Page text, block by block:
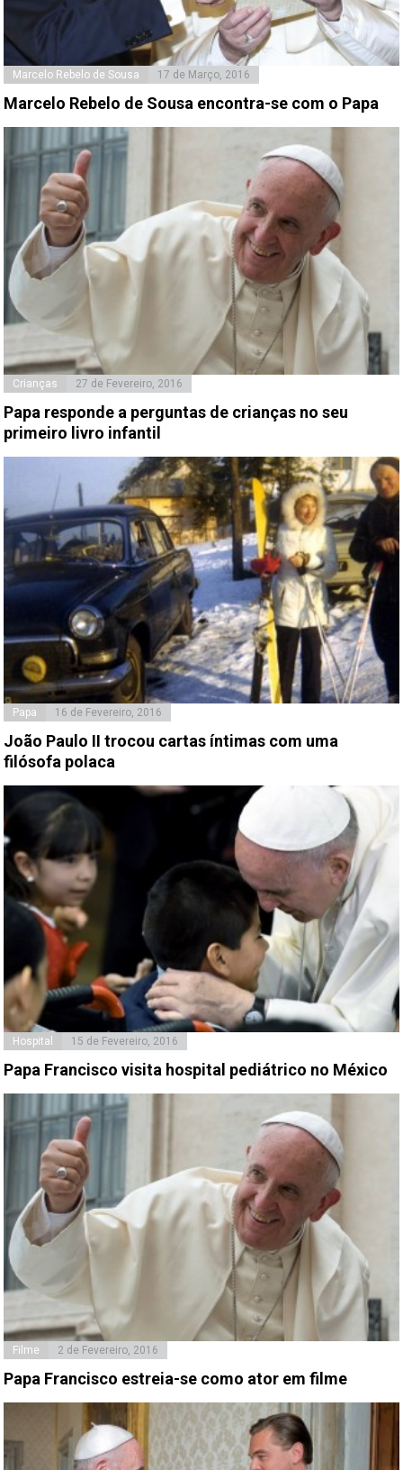
Marcelo Rebelo de Sousa 17 de Março, 2016
Marcelo Rebelo de Sousa encontra-se com o Papa
Crianças 27 de Fevereiro, 2016
Papa responde a perguntas de crianças no seu
primeiro livro infantil
Papa 16 de Fevereiro, 2016
João Paulo II trocou cartas íntimas com uma
filósofa polaca
Hospital 15 de Fevereiro, 2016
Papa Francisco visita hospital pediátrico no México
Filme 2 de Fevereiro, 2016
Papa Francisco estreia-se como ator em filme